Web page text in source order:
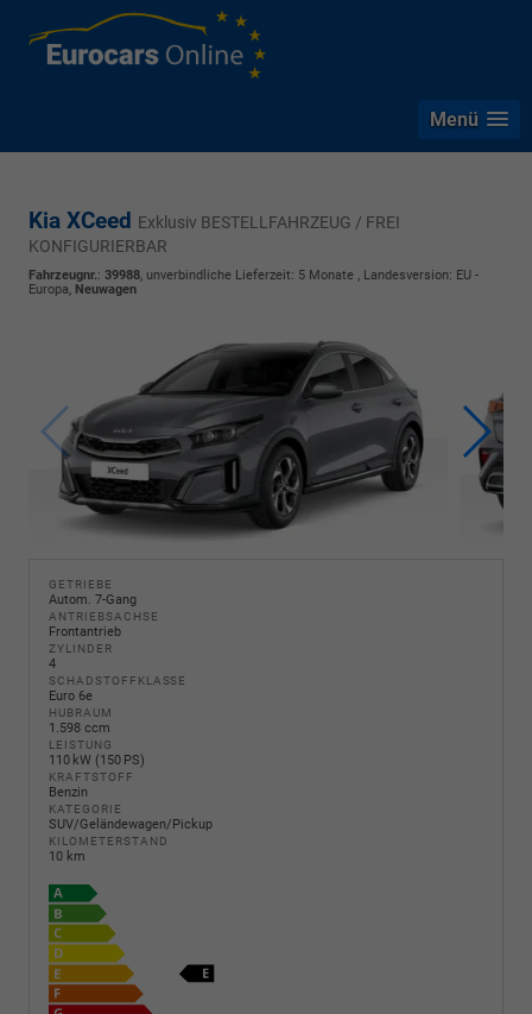
Menü
Kia XCeed Exklusiv BESTELLFAHRZEUG / FREI
KONFIGURIERBAR
Fahrzeugnr.: 39988, unverbindliche Lieferzeit: 5 Monate , Landesversion: EU -
Europa, Neuwagen
GETRIEBE
Autom. 7-Gang
ANTRIEBSACHSE
Frontantrieb
ZYLINDER
4
SCHADSTOFFKLASSE
Euro 6e
HUBRAUM
1.598 ccm
LEISTUNG
110 kW (150 PS)
KRAFTSTOFF
Benzin
KATEGORIE
SUV/Geländewagen/Pickup
KILOMETERSTAND
10 km